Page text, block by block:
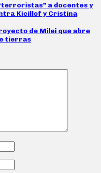
a docentes y
Kicillof y Cristina
de Milei que abre
tierras